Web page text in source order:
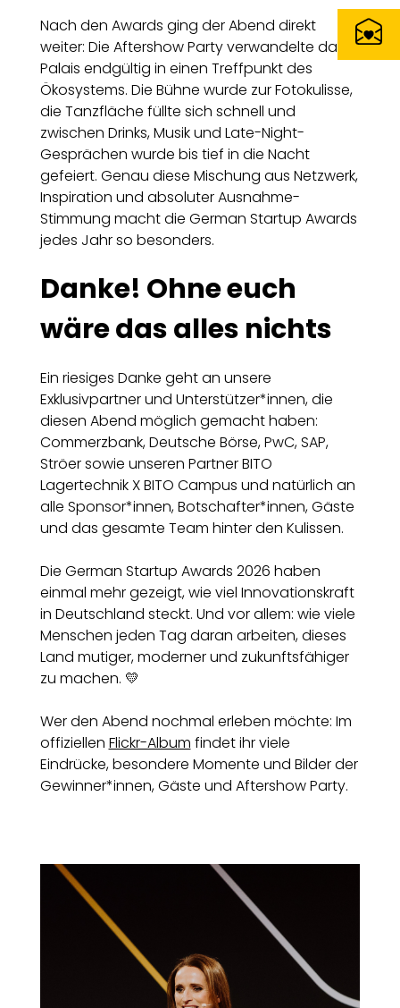
Nach den Awards ging der Abend direkt
weiter: Die Aftershow Party verwandelte das
Palais endgültig in einen Treffpunkt des
Ökosystems. Die Bühne wurde zur Fotokulisse,
die Tanzfläche füllte sich schnell und
zwischen Drinks, Musik und Late-Night-
Gesprächen wurde bis tief in die Nacht
gefeiert. Genau diese Mischung aus Netzwerk,
Inspiration und absoluter Ausnahme-
Stimmung macht die German Startup Awards
jedes Jahr so besonders.
Danke! Ohne euch
wäre das alles nichts
Ein riesiges Danke geht an unsere
Exklusivpartner und Unterstützer*innen, die
diesen Abend möglich gemacht haben:
Commerzbank, Deutsche Börse, PwC, SAP,
Ströer sowie unseren Partner BITO
Lagertechnik X BITO Campus und natürlich an
alle Sponsor*innen, Botschafter*innen, Gäste
und das gesamte Team hinter den Kulissen.
Die German Startup Awards 2026 haben
einmal mehr gezeigt, wie viel Innovationskraft
in Deutschland steckt. Und vor allem: wie viele
Menschen jeden Tag daran arbeiten, dieses
Land mutiger, moderner und zukunftsfähiger
zu machen. 💛
Wer den Abend nochmal erleben möchte: Im
offiziellen Flickr-Album findet ihr viele
Eindrücke, besondere Momente und Bilder der
Gewinner*innen, Gäste und Aftershow Party.